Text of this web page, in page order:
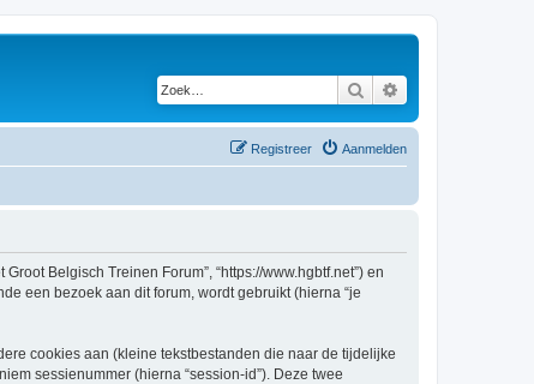
Zoek
Aanmelden
Registreer
Belgisch Treinen Forum”, “https://www.hgbtf.net”) en
een bezoek aan dit forum, wordt gebruikt (hierna “je
cookies aan (kleine tekstbestanden die naar de tijdelijke
sessienummer (hierna “session-id”). Deze twee